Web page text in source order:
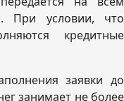
При условии, что
кредитные
заявки до
занимает не более